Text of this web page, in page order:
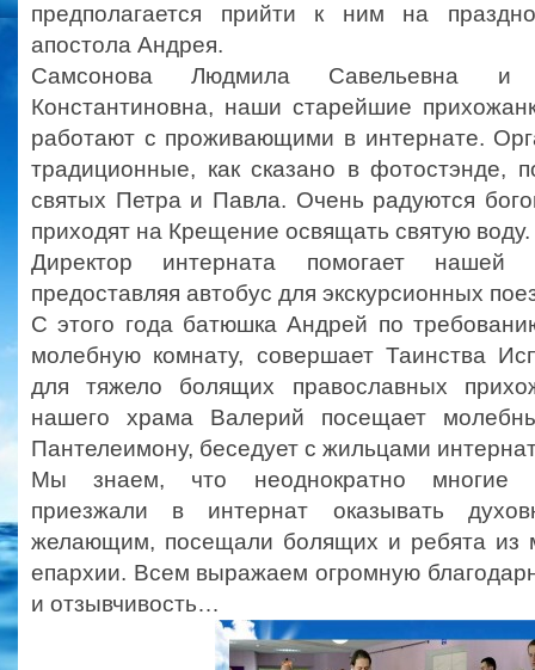
предполагается прийти к ним на
апостола Андрея.
Самсонова Людмила Савельевна и
Константиновна, наши старейшие
работают с проживающими в интернате.
традиционные, как сказано в фотостэнде,
святых Петра и Павла. Очень радуются
приходят на Крещение освящать святую воду.
Директор интерната помогает нашей
предоставляя автобус для экскурсионных
С этого года батюшка Андрей по
молебную комнату, совершает Таинства
для тяжело болящих православных
нашего храма Валерий посещает
Пантелеимону, беседует с жильцами
Мы знаем, что неоднократно многие
приезжали в интернат оказывать
желающим, посещали болящих и ребята из
епархии. Всем выражаем огромную
и отзывчивость…